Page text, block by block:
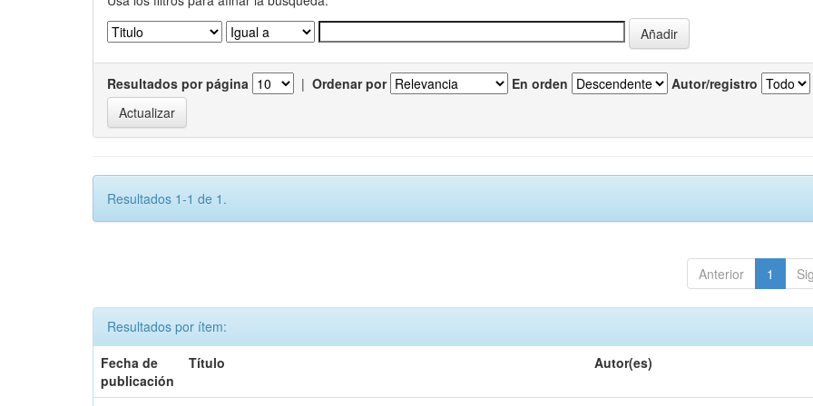
Resultados por página | Ordenar por En orden Autor/registro
Resultados 1-1 de 1.
Anterior 1
Resultados por ítem:
Fecha de
publicación
Título Autor(es)